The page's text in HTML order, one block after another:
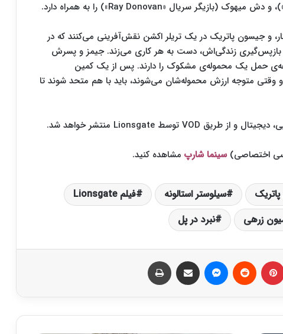
و جیسون پاتریک در یک تریلر اکشن نقش‌آفرینی می‌کنند که در
بازپس‌گیری زندگی‌اش، دست به هر کاری می‌زند. جیمز و پسرش
حمل یک محموله‌ی مشکوک را دارند. پس از یک کمین
وقتی متوجه ارزش محموله‌شان می‌شوند، باید با هم متحد شوند تا
اختصاصی)سینما شارپ مشاهده کنید.
سیلوستر استالونه
فیلم Lionsgate
زرهی نبرد در پل